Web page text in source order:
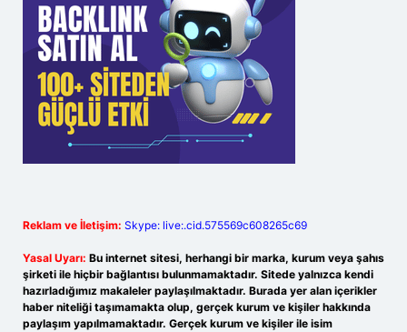
Reklam ve İletişim: Skype: live:.cid.575569c608265c69
Yasal Uyarı: Bu internet sitesi, herhangi bir marka, kurum veya şahıs
şirketi ile hiçbir bağlantısı bulunmamaktadır. Sitede yalnızca kendi
hazırladığımız makaleler paylaşılmaktadır. Burada yer alan içerikler
haber niteliği taşımamakta olup, gerçek kurum ve kişiler hakkında
paylaşım yapılmamaktadır. Gerçek kurum ve kişiler ile isim